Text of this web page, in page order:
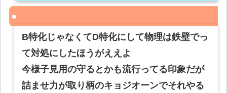
B特化じゃなくてD特化にして物理は鉄壁でっ
て対処にしたほうがええよ
今様子見用の守るとかも流行ってる印象だが
詰ませ力が取り柄のキョジオーンでそれやる